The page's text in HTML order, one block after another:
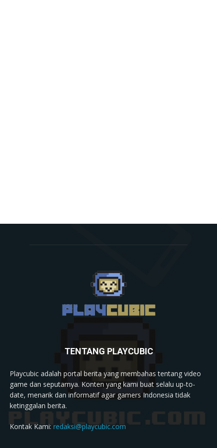
TENTANG PLAYCUBIC
Playcubic adalah portal berita yang membahas tentang video
game dan seputarnya. Konten yang kami buat selalu up-to-
date, menarik dan informatif agar gamers Indonesia tidak
ketinggalan berita.
Kontak Kami:redaksi@playcubic.com